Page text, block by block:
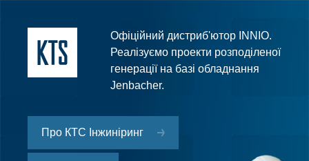
Офіційний дистриб'ютор INNIO.
Реалізуємо проекти розподіленої
генерації на базі обладнання
Jenbacher.
Про КТС Інжиніринг